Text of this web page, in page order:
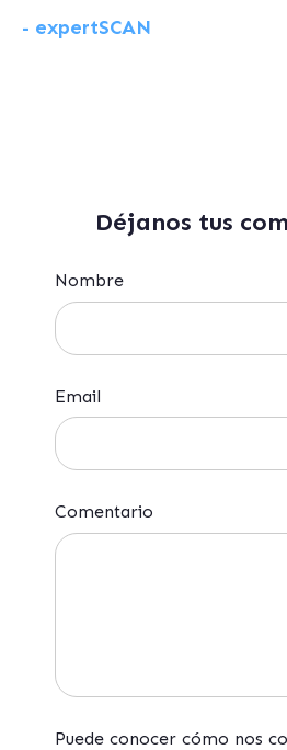
- expertSCAN
Déjanos tus
Nombre
Email
Comentario
Puede conocer cómo nos